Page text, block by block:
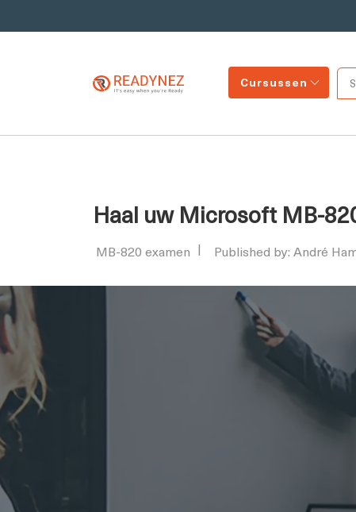
Cursussen
Haal uw Microsoft MB-
MB-820 examen Published by: André